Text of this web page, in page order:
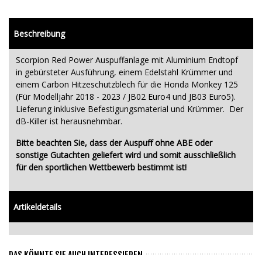
Beschreibung
Scorpion Red Power Auspuffanlage mit Aluminium Endtopf
in gebürsteter Ausführung, einem Edelstahl Krümmer und
einem Carbon Hitzeschutzblech für die Honda Monkey 125
(Für Modelljahr 2018 - 2023 / JB02 Euro4 und JB03 Euro5).
Lieferung inklusive Befestigungsmaterial und Krümmer. Der
dB-Killer ist herausnehmbar.
Bitte beachten Sie, dass der Auspuff ohne ABE oder
sonstige Gutachten geliefert wird und somit ausschließlich
für den sportlichen Wettbewerb bestimmt ist!
Artikeldetails